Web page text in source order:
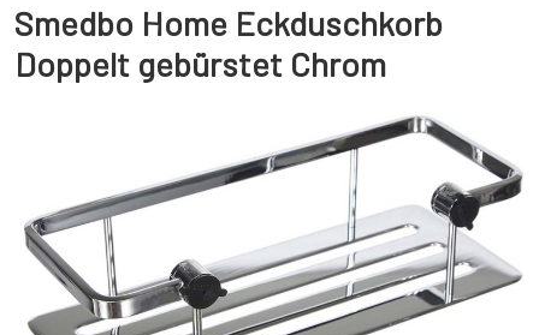
Smedbo Home Eckduschkorb
Doppelt gebürstet Chrom